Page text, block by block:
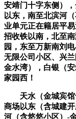
安靖门十字东侧）
以东，南至北滨河
业单元正在籍居平
招收铁以南，北至
园，东至万新南刘
无限公司小区、兴
金水湾），白银（
家园西！
天水（金城宾馆
商场以东（含城建
河（含悠悠小区）-